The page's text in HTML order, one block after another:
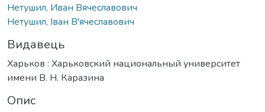
Нетушил, Иван Вячеславович
Нетушил, Іван В'ячеславович
Видавець
Харьков : Харьковский национальный университет
имени В. Н. Каразина
Опис